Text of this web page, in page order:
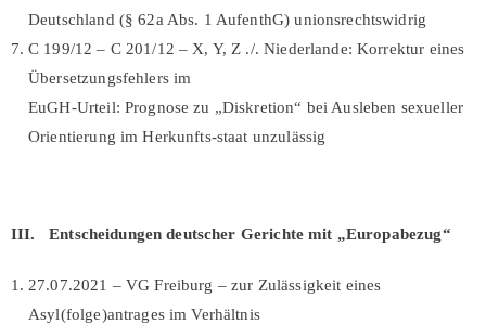
Deutschland (§ 62a Abs. 1 AufenthG) unionsrechtswidrig
C 199/12 – C 201/12 – X, Y, Z ./. Niederlande: Korrektur eines
Übersetzungsfehlers im
EuGH-Urteil: Prognose zu „Diskretion“ bei Ausleben sexueller
Orientierung im Herkunfts-staat unzulässig
III. Entscheidungen deutscher Gerichte mit „Europabezug“
27.07.2021 – VG Freiburg – zur Zulässigkeit eines
Asyl(folge)antrages im Verhältnis